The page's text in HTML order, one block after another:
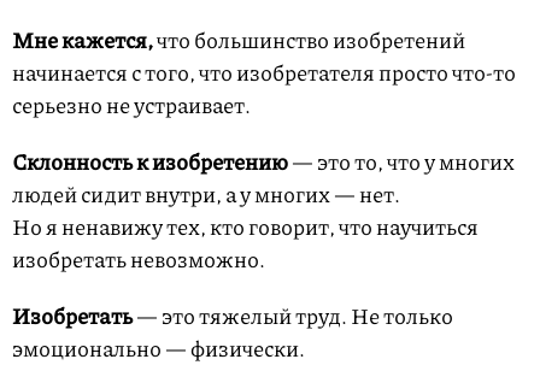
Мне кажется,что большинство изобретений
начинается с того, что изобретателя просто что-то
серьезно не устраивает.
Склонность к изобретению— это то, что у многих
людей сидит внутри, а у многих — нет.
Но я ненавижу тех, кто говорит, что научиться
изобретать невозможно.
Изобретать— это тяжелый труд. Не только
эмоционально — физически.